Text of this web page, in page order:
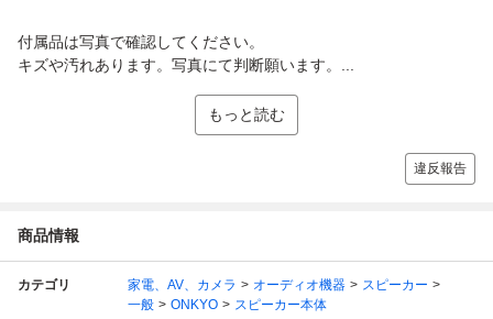
付属品は写真で確認してください。
キズや汚れあります。写真にて判断願います。...
もっと読む
違反報告
商品情報
カテゴリ 家電、AV、カメラ オーディオ機器
スピーカー
一般
ONKYO スピーカー本体